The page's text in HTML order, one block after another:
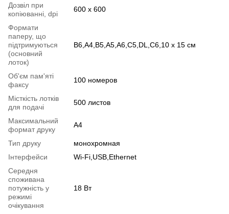
Дозвіл при
копіюванні, dpi
600 x 600
Формати
паперу, що
підтримуються
(основний
лоток)
B6,A4,B5,A5,A6,C5,DL,C6,10 x 15 см
Об'єм пам'яті
факсу
100 номеров
Місткість лотків
для подачі
500 листов
Максимальний
формат друку
A4
Тип друку
монохромная
Інтерфейси
Wi-Fi,USB,Ethernet
Середня
споживана
потужність у
режимі
очікування
18 Вт